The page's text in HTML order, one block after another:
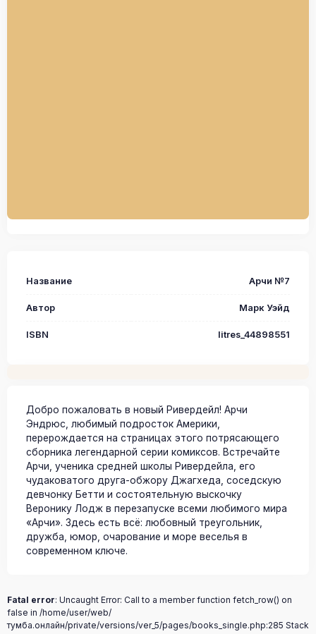
Название Арчи №7
Автор Марк Уэйд
ISBN litres_44898551
Добро пожаловать в новый Ривердейл! Арчи
Эндрюс, любимый подросток Америки,
перерождается на страницах этого потрясающего
сборника легендарной серии комиксов. Встречайте
Арчи, ученика средней школы Ривердейла, его
чудаковатого друга-обжору Джагхеда, соседскую
девчонку Бетти и состоятельную выскочку
Веронику Лодж в перезапуске всеми любимого мира
«Арчи». Здесь есть всё: любовный треугольник,
дружба, юмор, очарование и море веселья в
современном ключе.
Fatal error: Uncaught Error: Call to a member function fetch_row() on
false in /home/user/web/
тумба.онлайн/private/versions/ver_5/pages/books_single.php:285 Stack